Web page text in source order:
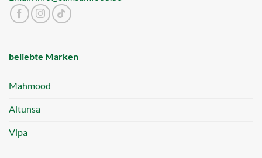
beliebte Marken
Mahmood
Altunsa
Vipa